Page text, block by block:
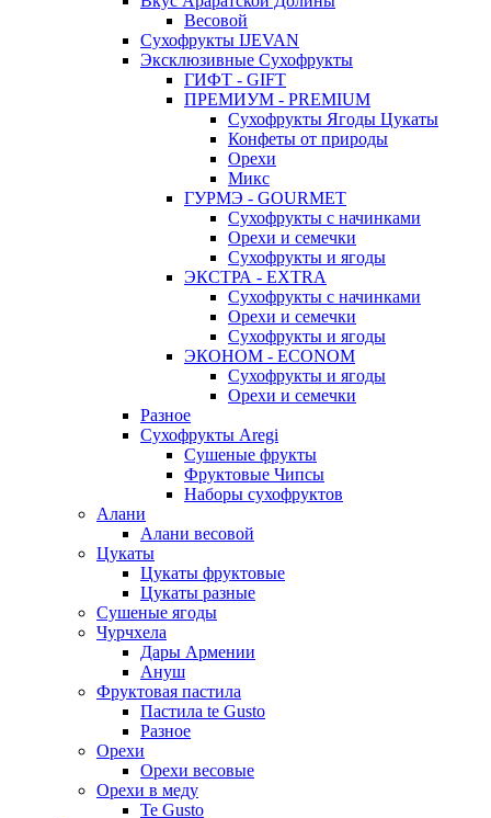
Весовой
Сухофрукты IJEVAN
Эксклюзивные Сухофрукты
ГИФТ - GIFT
ПРЕМИУМ - PREMIUM
Сухофрукты Ягоды Цукаты
Конфеты от природы
Орехи
Микс
ГУРМЭ - GOURMET
Сухофрукты с начинками
Орехи и семечки
Сухофрукты и ягоды
ЭКСТРА - EXTRA
Сухофрукты с начинками
Орехи и семечки
Сухофрукты и ягоды
ЭКОНОМ - ECONOM
Сухофрукты и ягоды
Орехи и семечки
Разное
Сухофрукты Aregi
Сушеные фрукты
Фруктовые Чипсы
Наборы сухофруктов
Алани
Алани весовой
Цукаты
Цукаты фруктовые
Цукаты разные
Сушеные ягоды
Чурчхела
Дары Армении
Ануш
Фруктовая пастила
Пастила te Gusto
Разное
Орехи
Орехи весовые
Орехи в меду
Te Gusto